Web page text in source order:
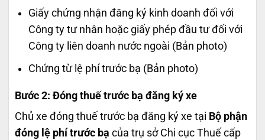
Giấy chứng nhận đăng ký kinh doanh đối với
Công ty tư nhân hoặc giấy phép đầu tư đối với
Công ty liên doanh nước ngoài (Bản photo)
Chứng từ lệ phí trước bạ (Bản photo)
Bước 2: Đóng thuế trước bạ đăng ký xe
Chủ xe đóng thuế trước bạ đăng ký xe tại Bộ phận
đóng lệ phí trước bạ của trụ sở Chi cục Thuế cấp